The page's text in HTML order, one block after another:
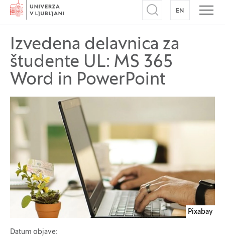
Domov
Odpri iskalnik
EN NA
Izvedena delavnica za
študente UL: MS 365
Word in PowerPoint
Pixabay
Datum objave: